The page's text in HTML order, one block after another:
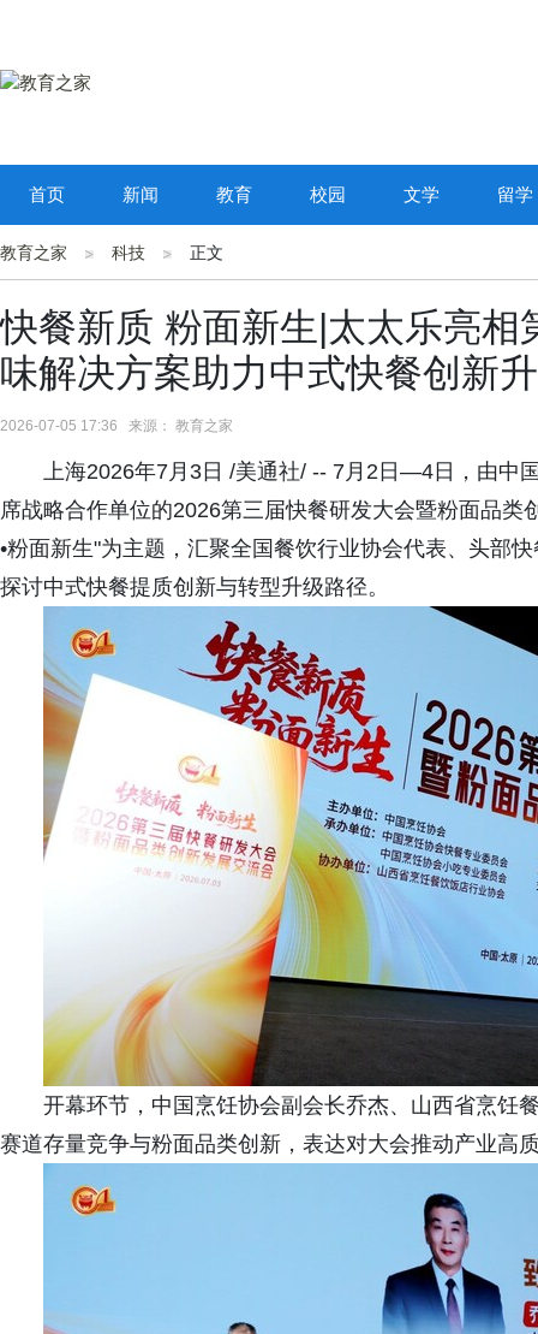
首页 新闻 教育 校园 文学 留学
教育之家 科技 正文
快餐新质 粉面新生|太太乐亮
味解决方案助力中式快餐创新
2026-07-05 17:36 来源： 教育之家
上海2026年7月3日 /美通社/ -- 7月2日—4日，由中
席战略合作单位的2026第三届快餐研发大会暨粉面品
•粉面新生"为主题，汇聚全国餐饮行业协会代表、头部
探讨中式快餐提质创新与转型升级路径。
开幕环节，中国烹饪协会副会长乔杰、山西省烹饪
赛道存量竞争与粉面品类创新，表达对大会推动产业高